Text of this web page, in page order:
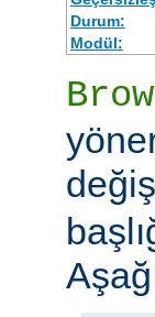
Durum:
Modül: